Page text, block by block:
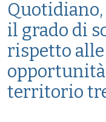
il grado di
rispetto
opportunità
territorio